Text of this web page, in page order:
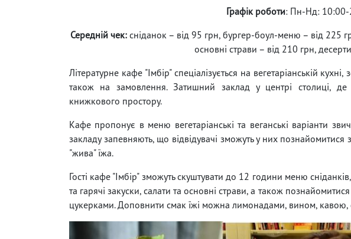
Графік роботи: Пн-Нд: 10:00-
Середній чек:сніданок – від 95 грн, бургер-боул-меню – від 225
основні страви – від 210 грн,
Літературне кафе "Імбір" спеціалізується на вегетаріанській
також на замовлення. Затишний заклад у центрі столиці, де
книжкового простору.
Кафе пропонує в меню вегетаріанські та веганські варіанти
закладу запевняють, що відвідувачі зможуть у них
"жива" їжа.
Гості кафе "Імбір" зможуть скуштувати до 12 години меню
та гарячі закуски, салати та основні страви, а також
цукерками. Доповнити смак їжі можна лимонадами, вином, кавою,